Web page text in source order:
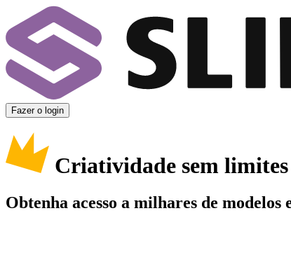
Fazer o login
Criatividade sem
Obtenha acesso a milhares de